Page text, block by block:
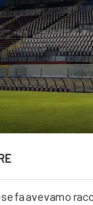
fa avevamo